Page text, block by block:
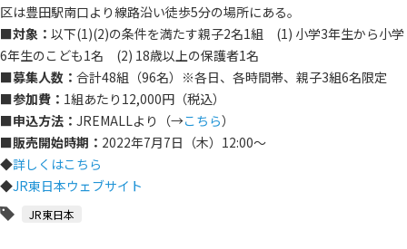
区は豊田駅南口より線路沿い徒歩5分の場所にある。
■対象： 以下(1)(2)の条件を満たす親子2名1組 (1) 小学3年生から小学
6年生のこども1名 (2) 18歳以上の保護者1名
■募集人数： 合計48組（96名）※各日、各時間帯、親子3組6名限定
■参加費： 1組あたり12,000円（税込）
■申込方法： JREMALLより（→こちら）
■販売開始時期： 2022年7月7日（木）12:00～
◆詳しくはこちら
◆JR東日本ウェブサイト
JR東日本